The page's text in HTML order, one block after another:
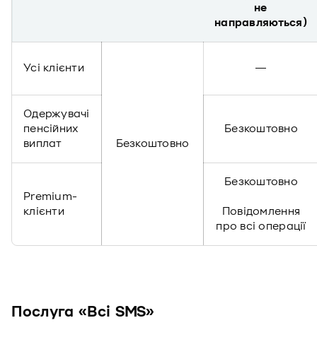
не
направляються)
Усі клієнти
Безкоштовно
―
Одержувачі
пенсійних
виплат
Безкоштовно
Premium-
клієнти
Безкоштовно
Повідомлення
про всі операції
Послуга «Всі SMS»